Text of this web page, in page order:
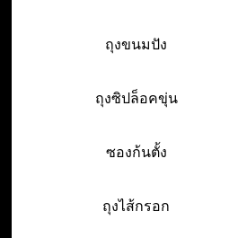
ถุงขนมปัง
ถุงซิปล็อคขุ่น
ซองก้นตั้ง
ถุงไส้กรอก